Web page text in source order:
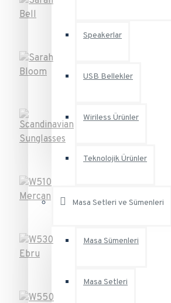
Speakerlar
USB Bellekler
Wiriless Ürünler
Teknolojik Ürünler
Masa Setleri ve Sümenleri
Masa Sümenleri
Masa Setleri